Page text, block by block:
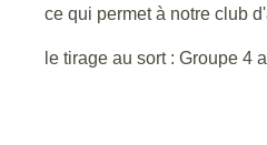
ce qui permet à notre club
le tirage au sort : Groupe 4